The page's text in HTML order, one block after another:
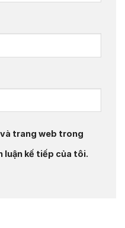
trang web trong
luận kế tiếp của tôi.